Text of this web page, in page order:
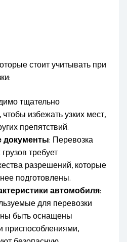
стоит учитывать при
тщательно
избежать узких мест,
препятствий.
документы: Перевозка
требует
разрешений, которые
подготовлены.
автомобиля:
для перевозки
быть оснащены
приспособлениями,